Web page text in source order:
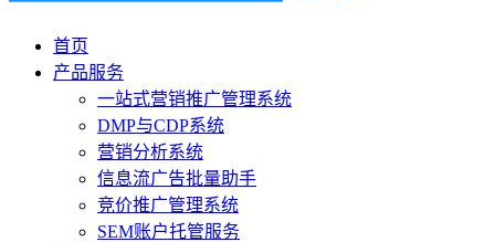
首页
产品服务
一站式营销推广管理系统
DMP与CDP系统
营销分析系统
信息流广告批量助手
竞价推广管理系统
SEM账户托管服务